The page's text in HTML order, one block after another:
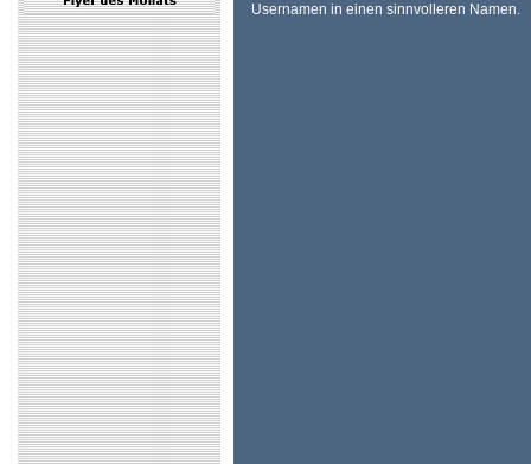
Usernamen in einen sinnvolleren Namen.